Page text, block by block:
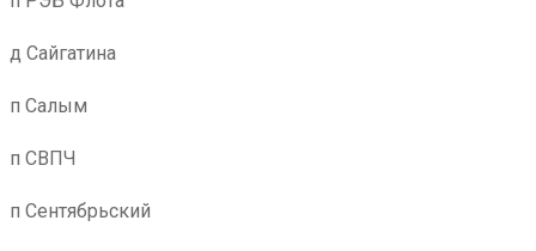
д Сайгатина
п Салым
п СВПЧ
п Сентябрьский